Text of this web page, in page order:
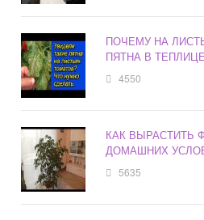
ПОЧЕМУ НА
ПЯТНА В
4550
КАК ВЫРАСТИТЬ
ДОМАШНИХ
5635